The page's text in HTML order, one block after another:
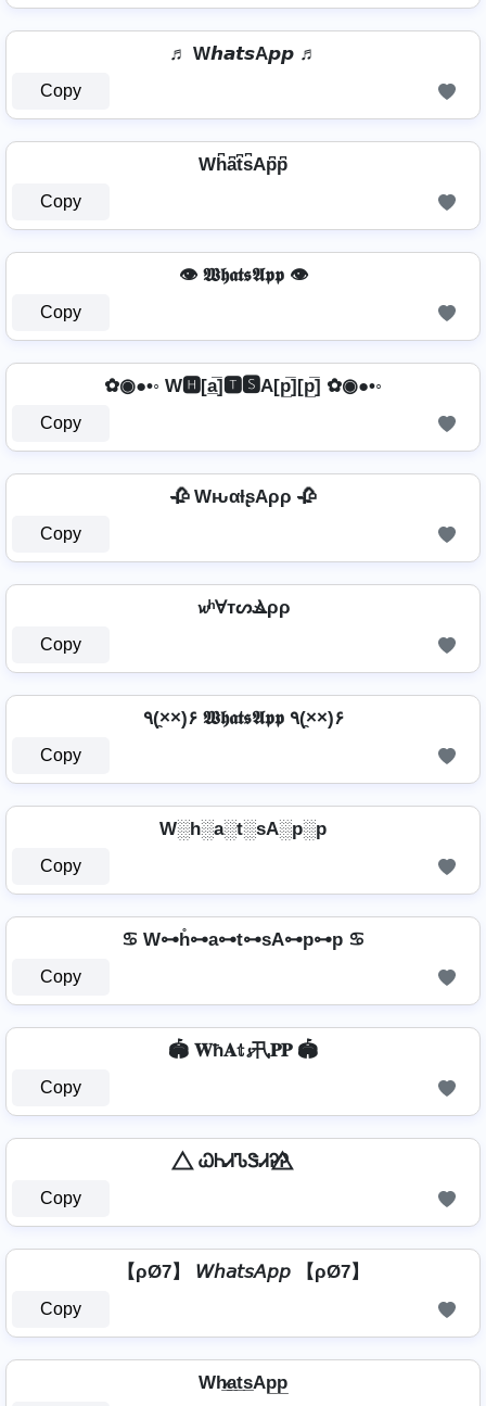
♬ W𝙝𝙖𝙩𝙨A𝙥𝙥 ♬
Copy
Wh͆a͆t͆s͆Ap͆p͆
Copy
👁️ 𝖂𝖍𝖆𝖙𝖘𝕬𝖕𝖕 👁️
Copy
✿◉●•◦ W🅷[a̲̅]🆃🆂A[p̲̅][p̲̅] ✿◉●•◦
Copy
🥀 WԋαƚʂAρρ 🥀
Copy
𝔀ʰⱯтᔕⳚρρ
Copy
٩(×̯×)۶ 𝖂𝖍𝖆𝖙𝖘𝕬𝖕𝖕 ٩(×̯×)۶
Copy
W░h░a░t░sA░p░p
Copy
♋ W⊶h̊⊶a⊶t⊶sA⊶p⊶p ♋
Copy
🏟️ 𝐖ħ𝐀𝕥𝓼卂𝐏𝐏 🏟️
Copy
⃤ ᏇᏂᏗᏖᏕᏗᎮᎮ ⃤
Copy
【ρØ7】 𝘞𝘩𝘢𝘵𝘴𝘈𝘱𝘱 【ρØ7】
Copy
Wh̷̲a̲t̲s̲Ap̲p̲